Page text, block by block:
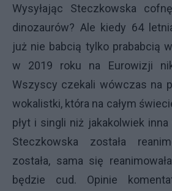
Wysyłając Steczkowska
dinozaurów? Ale kiedy 64
już nie babcią tylko prababcią
w 2019 roku na Eurowizji
Wszyscy czekali wówczas na
wokalistki, która na całym
płyt i singli niż jakakolwiek
Steczkowska została
została, sama się
będzie cud. Opinie